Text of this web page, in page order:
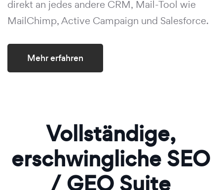
direkt an jedes andere CRM, Mail-Tool wie
MailChimp, Active Campaign und Salesforce.
Mehr erfahren
Vollständige,
erschwingliche SEO